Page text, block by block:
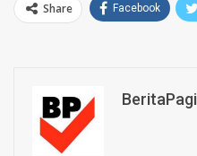
Share Facebook
BeritaPagi